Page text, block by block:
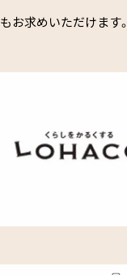
お求めいただけます。